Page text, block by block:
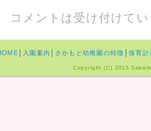
コメントは受け付けて
入園案内 さかもと幼稚園の特徴 保育計
Copyright (C) 2015